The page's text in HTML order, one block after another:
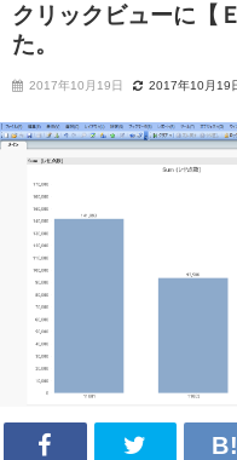
クリックビューに【
た。
2017年10月19日 2017年10月19